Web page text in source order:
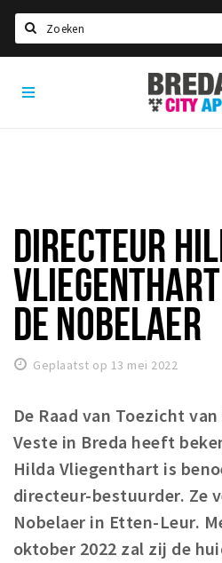
Home
Eten
Drinken
Slapen
Winkelgebieden
Parkeren
Bezienswaardigheden
Musea, theaters & podia
Uitjes & activiteiten
City
App
DIRECTEUR
DE NOBELAER
Geplaatst op 13 mei 2022
De Raad van Toezicht
Veste in Breda heeft
Hilda Vliegenthart is
directeur-bestuurder. Ze
Nobelaer in Etten-Leur.
oktober 2022 zal zij de